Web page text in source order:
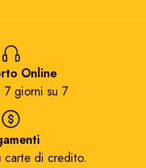
Online
giorni su 7​
carte di credito.​